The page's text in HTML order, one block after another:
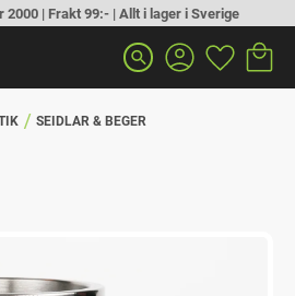
2000 | Frakt 99:- | Allt i lager i Sverige
search
SEIDLAR & BEGER